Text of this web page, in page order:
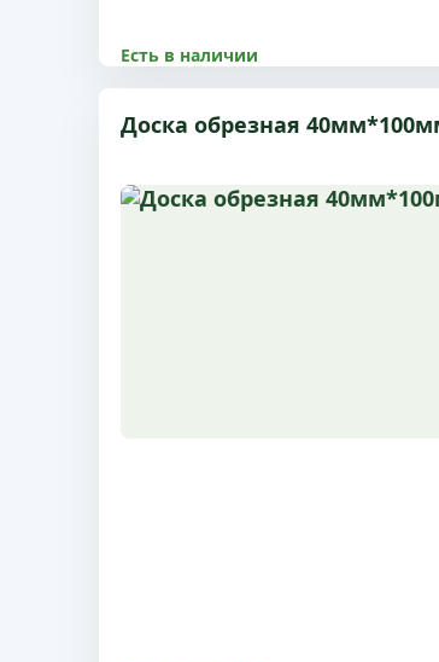
Есть в наличии
8500.00 р
Размер 25x200x6 м, 1 сорт, с
Доска обрезная